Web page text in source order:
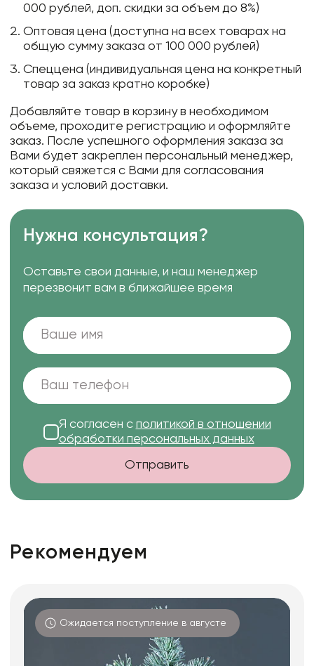
000 рублей, доп. скидки за объем до 8%)
Оптовая цена (доступна на всех товарах на
общую сумму заказа от 100 000 рублей)
Спеццена (индивидуальная цена на конкретный
товар за заказ кратно коробке)
Добавляйте товар в корзину в необходимом
объеме, проходите регистрацию и оформляйте
заказ. После успешного оформления заказа за
Вами будет закреплен персональный менеджер,
который свяжется с Вами для согласования
заказа и условий доставки.
Нужна консультация?
Оставьте свои данные, и наш менеджер
перезвонит вам в ближайшее время
Я согласен с политикой в отношении
обработки персональных данных
Отправить
Рекомендуем
Ожидается поступление в августе